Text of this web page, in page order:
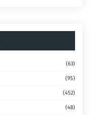
(63)
(95)
(452)
(48)